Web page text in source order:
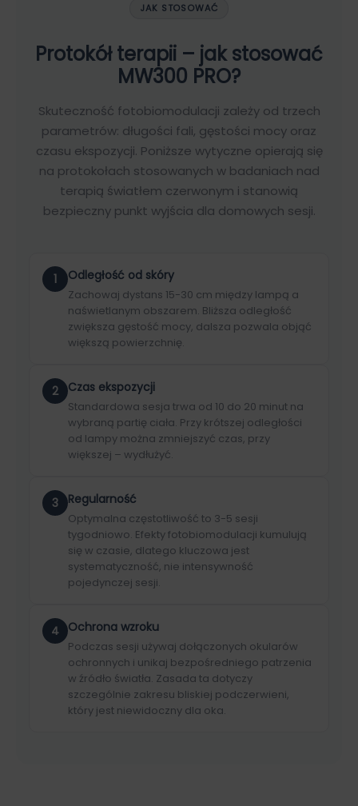
JAK STOSOWAĆ
Protokół terapii – jak stosować
MW300 PRO?
Skuteczność fotobiomodulacji zależy od trzech
parametrów: długości fali, gęstości mocy oraz
czasu ekspozycji. Poniższe wytyczne opierają się
na protokołach stosowanych w badaniach nad
terapią światłem czerwonym i stanowią
bezpieczny punkt wyjścia dla domowych sesji.
1 Odległość od skóry
Zachowaj dystans 15-30 cm między lampą a
naświetlanym obszarem. Bliższa odległość
zwiększa gęstość mocy, dalsza pozwala objąć
większą powierzchnię.
2 Czas ekspozycji
Standardowa sesja trwa od 10 do 20 minut na
wybraną partię ciała. Przy krótszej odległości
od lampy można zmniejszyć czas, przy
większej – wydłużyć.
3 Regularność
Optymalna częstotliwość to 3-5 sesji
tygodniowo. Efekty fotobiomodulacji kumulują
się w czasie, dlatego kluczowa jest
systematyczność, nie intensywność
pojedynczej sesji.
4 Ochrona wzroku
Podczas sesji używaj dołączonych okularów
ochronnych i unikaj bezpośredniego patrzenia
w źródło światła. Zasada ta dotyczy
szczególnie zakresu bliskiej podczerwieni,
który jest niewidoczny dla oka.